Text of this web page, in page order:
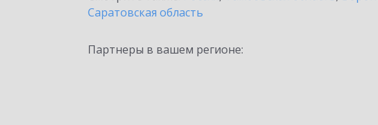
Саратовская область
Партнеры в вашем регионе: